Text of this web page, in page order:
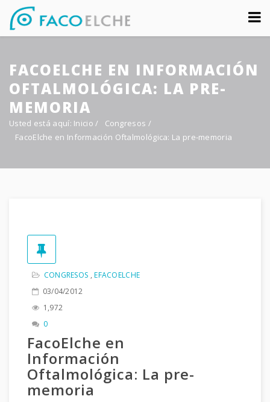
Sobre nosotros
Congreso
Multimedia
Foro FacoElche
FACOELCHE EN INFORMACIÓN
OFTALMOLÓGICA: LA PRE-
MEMORIA
Usted está aquí: Inicio / Congresos /
FacoElche en Información Oftalmológica: La pre-memoria
CONGRESOS ,EFACOELCHE
03/04/2012
1,972
0
FacoElche en
Información
Oftalmológica: La pre-
memoria